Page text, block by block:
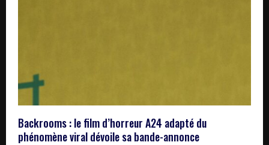
Backrooms : le film d’horreur A24 adapté du
phénomène viral dévoile sa bande-annonce